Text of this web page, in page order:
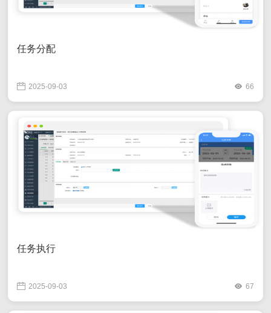
任务分配
2025-09-03 66
任务执行
2025-09-03 67